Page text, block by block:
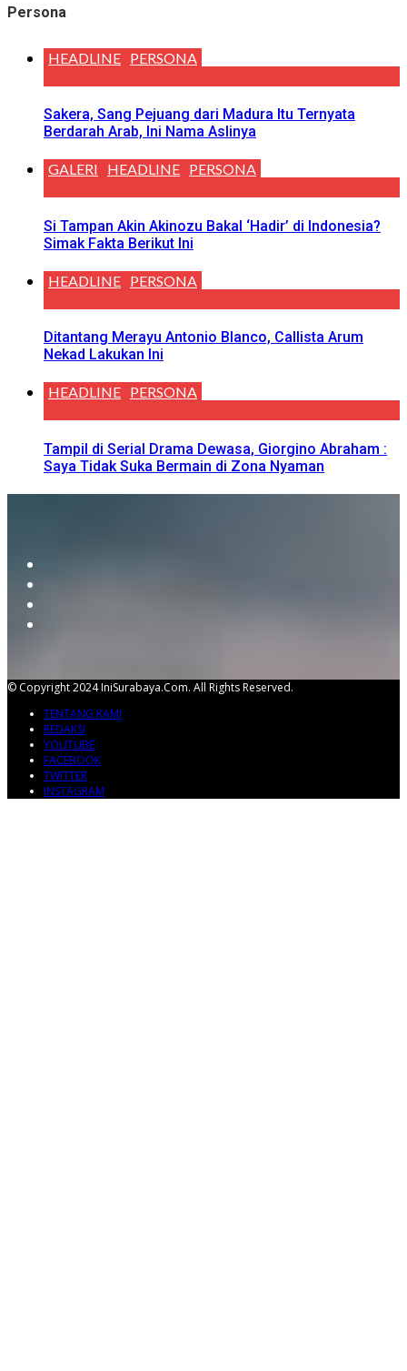
Persona
HEADLINE PERSONA
Sakera, Sang Pejuang dari Madura Itu Ternyata
Berdarah Arab, Ini Nama Aslinya
GALERI HEADLINE PERSONA
Si Tampan Akin Akinozu Bakal ‘Hadir’ di Indonesia?
Simak Fakta Berikut Ini
HEADLINE PERSONA
Ditantang Merayu Antonio Blanco, Callista Arum
Nekad Lakukan Ini
HEADLINE PERSONA
Tampil di Serial Drama Dewasa, Giorgino Abraham :
Saya Tidak Suka Bermain di Zona Nyaman
© Copyright 2024 IniSurabaya.com. All Rights Reserved.
TENTANG KAMI
REDAKSI
YOUTUBE
FACEBOOK
TWITTER
INSTAGRAM